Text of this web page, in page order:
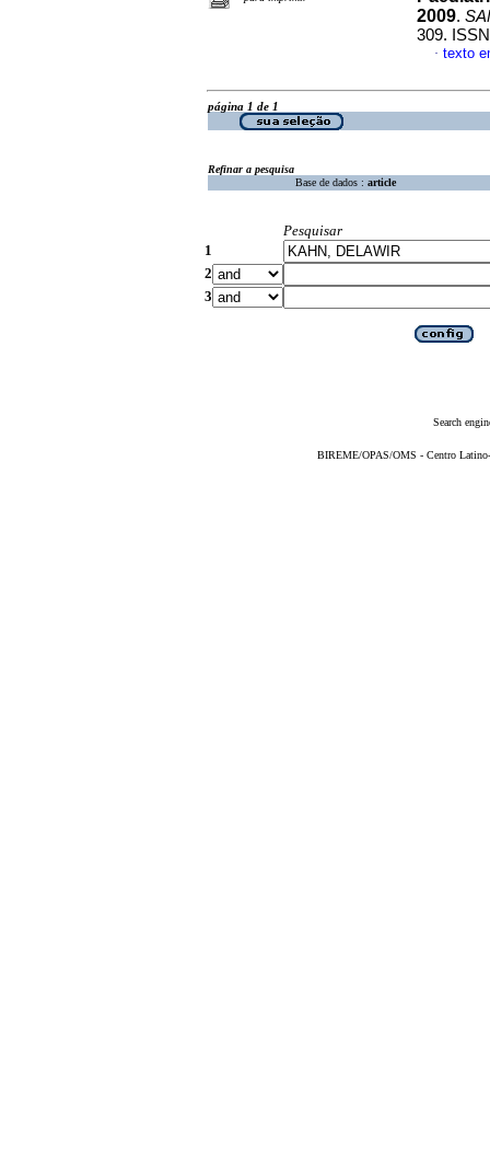
2009.
309.
· texto
página 1 de 1
Refinar a pesquisa
Base de dados : article
Pesquisar
1
2
3
Search
BIREME/OPAS/OMS - Centro Latino-